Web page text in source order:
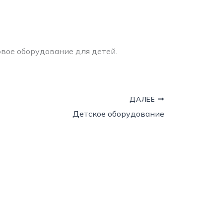
оборудование для детей.
ДАЛЕЕ
Детское оборудование